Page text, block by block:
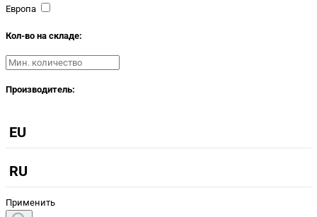
Европа
Кол-во на складе:
Производитель:
EU
RU
Применить